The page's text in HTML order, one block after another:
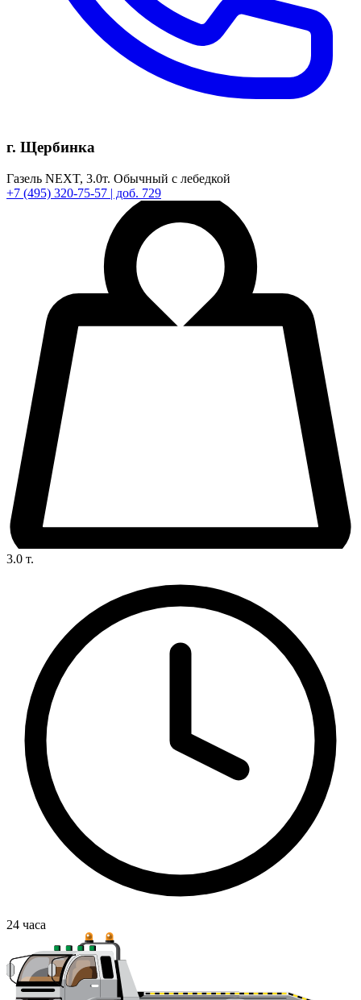
г. Щербинка
Газель NEXT, 3.0т. Обычный с лебедкой
+7 (495) 320-75-57 | доб. 729
3.0 т.
24 часа